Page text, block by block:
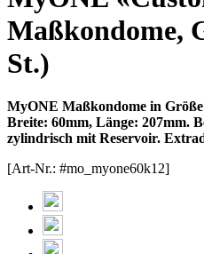
Maßkondome,
St.)
MyONE Maßkondome in
Breite: 60mm, Länge: 207mm.
zylindrisch mit Reservoir.
[Art-Nr.: #mo_myone60k12]